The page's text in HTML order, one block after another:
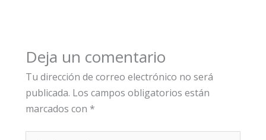
Deja un comentario
Tu dirección de correo electrónico no será
publicada. Los campos obligatorios están
marcados con *